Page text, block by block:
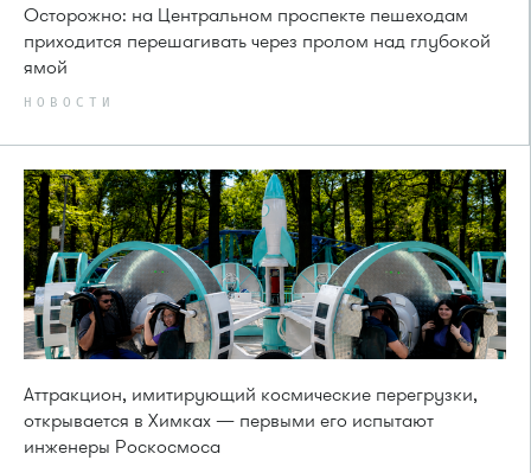
Осторожно: на Центральном проспекте пешеходам
приходится перешагивать через пролом над глубокой
ямой
НОВОСТИ
Аттракцион, имитирующий космические перегрузки,
открывается в Химках — первыми его испытают
инженеры Роскосмоса